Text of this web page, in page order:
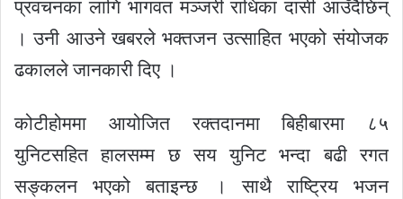
प्रवचनका लागि भागवत मञ्जरी राधिका दासी आउँदैछिन्
। उनी आउने खबरले भक्तजन उत्साहित भएको संयोजक
ढकालले जानकारी दिए ।
कोटीहोममा आयोजित रक्तदानमा बिहीबारमा ८५
युनिटसहित हालसम्म छ सय युनिट भन्दा बढी रगत
सङ्कलन भएको बताइन्छ । साथै राष्ट्रिय भजन